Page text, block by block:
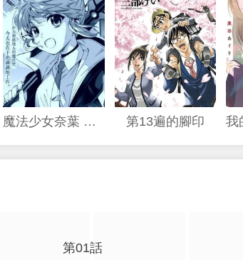
魔法少女奈葉 EXCEEDS 第13遍的腳印
第01話